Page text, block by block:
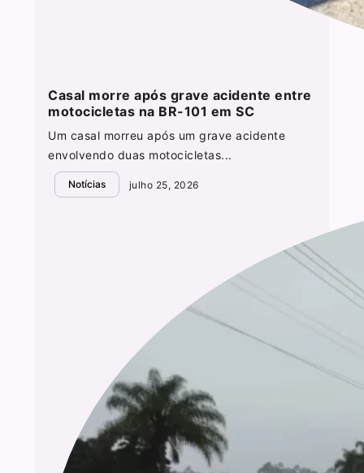
Casal morre após grave acidente entre
motocicletas na BR-101 em SC
Um casal morreu após um grave acidente
envolvendo duas motocicletas...
Notícias julho 25, 2026